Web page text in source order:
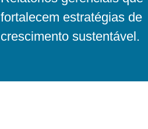
fortalecem estratégias de
crescimento sustentável.